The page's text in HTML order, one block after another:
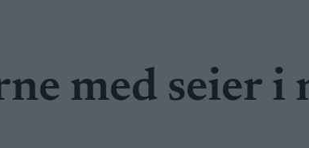
med seier i